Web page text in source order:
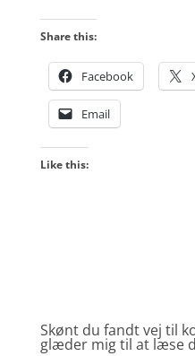
Share this:
Facebook
Email
Like this:
Skønt du fandt vej til
glæder mig til at læse